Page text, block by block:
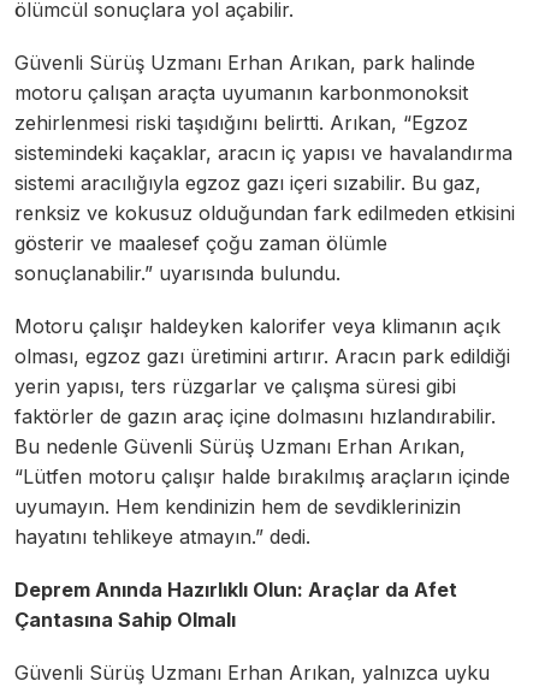
ölümcül sonuçlara yol açabilir.
Güvenli Sürüş Uzmanı Erhan Arıkan, park halinde
motoru çalışan araçta uyumanın karbonmonoksit
zehirlenmesi riski taşıdığını belirtti. Arıkan, “Egzoz
sistemindeki kaçaklar, aracın iç yapısı ve havalandırma
sistemi aracılığıyla egzoz gazı içeri sızabilir. Bu gaz,
renksiz ve kokusuz olduğundan fark edilmeden etkisini
gösterir ve maalesef çoğu zaman ölümle
sonuçlanabilir.” uyarısında bulundu.
Motoru çalışır haldeyken kalorifer veya klimanın açık
olması, egzoz gazı üretimini artırır. Aracın park edildiği
yerin yapısı, ters rüzgarlar ve çalışma süresi gibi
faktörler de gazın araç içine dolmasını hızlandırabilir.
Bu nedenle Güvenli Sürüş Uzmanı Erhan Arıkan,
“Lütfen motoru çalışır halde bırakılmış araçların içinde
uyumayın. Hem kendinizin hem de sevdiklerinizin
hayatını tehlikeye atmayın.” dedi.
Deprem Anında Hazırlıklı Olun: Araçlar da Afet
Çantasına Sahip Olmalı
Güvenli Sürüş Uzmanı Erhan Arıkan, yalnızca uyku